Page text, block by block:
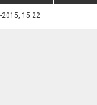
2015, 15:22